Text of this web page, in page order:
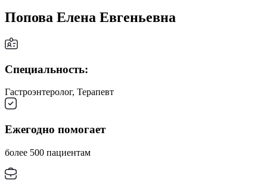
Попова Елена Евгеньевна
Специальность:
Гастроэнтеролог, Терапевт
Ежегодно помогает
более 500 пациентам